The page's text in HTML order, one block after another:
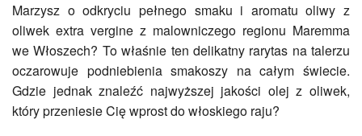
Marzysz o odkryciu pełnego smaku i aromatu oliwy z
oliwek extra vergine z malowniczego regionu Maremma
we Włoszech? To właśnie ten delikatny rarytas na talerzu
oczarowuje podniebienia smakoszy na całym świecie.
Gdzie jednak znaleźć najwyższej jakości olej z oliwek,
który przeniesie Cię wprost do włoskiego raju?